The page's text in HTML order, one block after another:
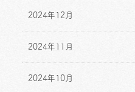
2024年12月
2024年11月
2024年10月